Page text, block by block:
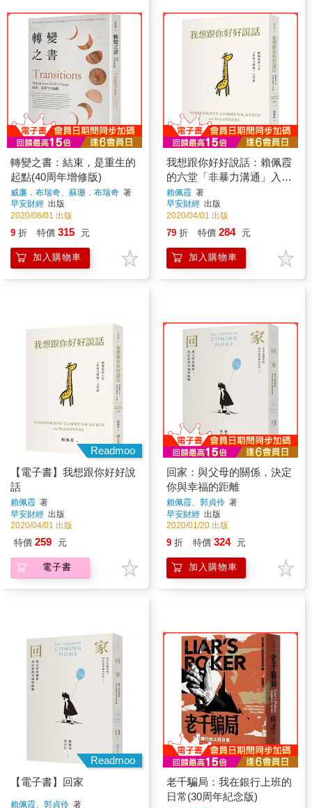
轉變之書：結束，是重生的
起點(40周年增修版)
威廉．布瑞奇、蘇珊．布瑞奇 著
早安財經 出版
2020/06/01 出版
9 折 特價 315 元
加入購物車
我想跟你好好說話：賴佩霞
的六堂「非暴力溝通」入門
課
賴佩霞 著
早安財經 出版
2020/04/01 出版
79 折 特價 284 元
加入購物車
Readmoo
【電子書】我想跟你好好說
話
賴佩霞 著
早安財經 出版
2020/04/01 出版
特價 259 元
電子書
回家：與父母的關係，決定
你與幸福的距離
賴佩霞、郭貞伶 著
早安財經 出版
2020/01/20 出版
9 折 特價 324 元
加入購物車
Readmoo
【電子書】回家
賴佩霞、郭貞伶 著
老千騙局：我在銀行上班的
日常(30周年紀念版)